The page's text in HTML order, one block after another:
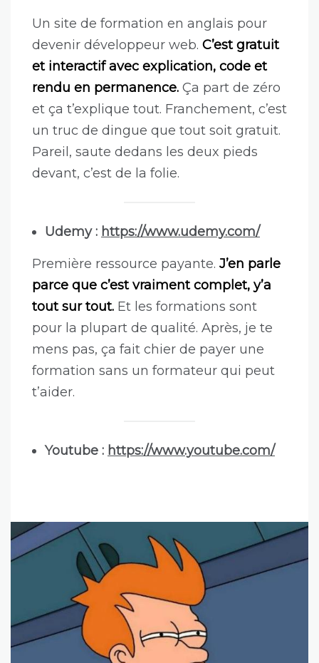
Un site de formation en anglais pour
devenir développeur web. C’est gratuit
et interactif avec explication, code et
rendu en permanence. Ça part de zéro
et ça t’explique tout. Franchement, c’est
un truc de dingue que tout soit gratuit.
Pareil, saute dedans les deux pieds
devant, c’est de la folie.
Udemy : https://www.udemy.com/
Première ressource payante. J’en parle
parce que c’est vraiment complet, y’a
tout sur tout. Et les formations sont
pour la plupart de qualité. Après, je te
mens pas, ça fait chier de payer une
formation sans un formateur qui peut
t’aider.
Youtube : https://www.youtube.com/